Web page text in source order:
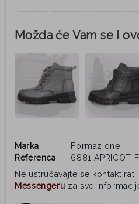
Možda će Vam se i
Marka
Formazione
Referenca
6881 APRICOT
Ne ustručavajte se kontaktirati
Messengeru za sve